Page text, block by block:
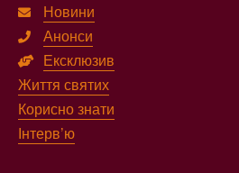
Новини
Анонси
Ексклюзив
Життя святих
Корисно знати
Інтерв’ю